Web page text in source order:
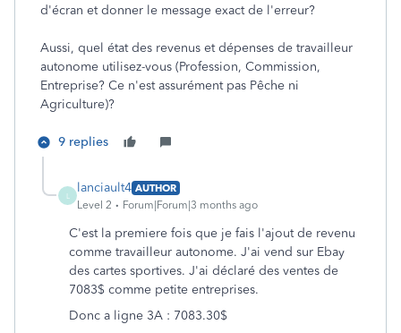
d'écran et donner le message exact de l'erreur?
Aussi, quel état des revenus et dépenses de travailleur
autonome utilisez-vous (Profession, Commission,
Entreprise? Ce n'est assurément pas Pêche ni
Agriculture)?
9 replies
lanciault4 AUTHOR
Level 2
Forum|Forum|3 months ago
C'est la premiere fois que je fais l'ajout de revenu
comme travailleur autonome. J'ai vend sur Ebay
des cartes sportives. J'ai déclaré des ventes de
7083$ comme petite entreprises.
Donc a ligne 3A : 7083.30$